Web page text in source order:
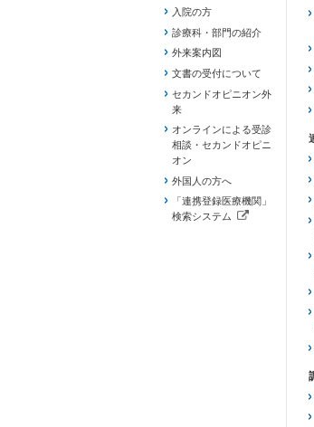
入院の方
診療科・部門の紹介
外来案内図
文書の受付について
セカンドオピニオン外
来
オンラインによる受診
相談・セカンドオピニ
オン
外国人の方へ
「連携登録医療機関」
検索システム